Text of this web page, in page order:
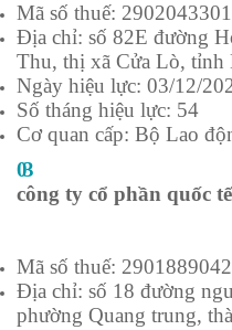
Mã số thuế: 2902043301
Địa chỉ: số 82E đường
Thu, thị xã Cửa Lò, tỉnh
Ngày hiệu lực: 03/12/
Số tháng hiệu lực: 54
Cơ quan cấp: Bộ Lao
03
công ty cổ phần quốc
Mã số thuế: 2901889042
Địa chỉ: số 18 đường
phường Quang trung,